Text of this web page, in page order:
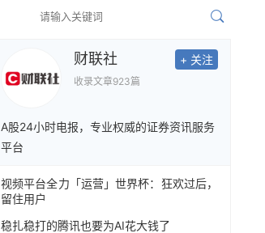
财联社
923篇
收录文章
+ 关注
A股24小时电报，专业权威的证券资讯服务
平台
视频平台全力「运营」世界杯：狂欢过后，
留住用户
稳扎稳打的腾讯也要为AI花大钱了